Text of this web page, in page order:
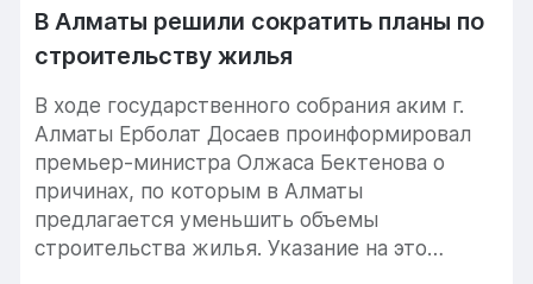
В Алматы решили сократить планы по
строительству жилья
В ходе государственного собрания аким г.
Алматы Ерболат Досаев проинформировал
премьер-министра Олжаса Бектенова о
причинах, по которым в Алматы
предлагается уменьшить объемы
строительства жилья. Указание на это